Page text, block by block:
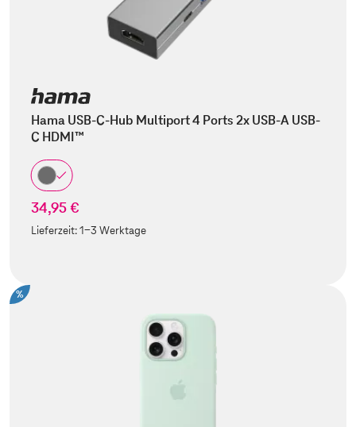
Hama USB-C-Hub Multiport 4 Ports 2x USB-A USB-
C HDMI™
34,95 €
Lieferzeit:1-3 Werktage
%